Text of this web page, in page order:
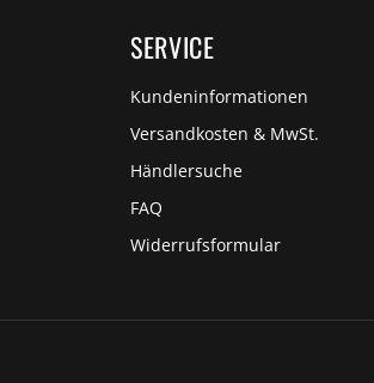
SERVICE
Kundeninformationen
Versandkosten & MwSt.
Händlersuche
FAQ
Widerrufsformular